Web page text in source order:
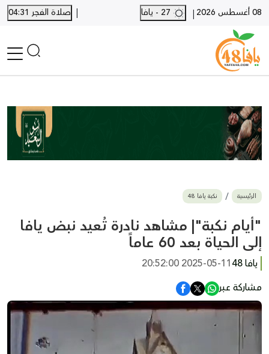
08 أغسطس 2026 |
| صلاة الفجر 04:31
أخبار محلية
أخبار يافا
SHORTS
أخبار اللد والرملة
بيع وشراء
أخبار القدس
وفيات
المزيد
ارسل خبر
الرئيسية نكبة يافا 48
"أيام نكبة"| مشاهد نادرة تُعيد نبض يافا
إلى الحياة بعد 60 عاماً
يافا 48
2025-05-11 20:52:00
مشاركة عبر